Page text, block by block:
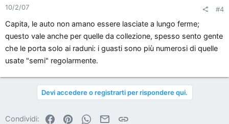
10/2/07 #4
Capita, le auto non amano essere lasciate a lungo ferme;
questo vale anche per quelle da collezione, spesso sento gente
che le porta solo ai raduni: i guasti sono più numerosi di quelle
usate "semi" regolarmente.
Devi accedere o registrarti per rispondere qui.
Condividi: FacebookPinterestWhatsApp
Email